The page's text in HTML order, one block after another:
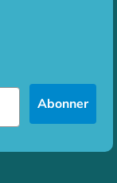
Abonner